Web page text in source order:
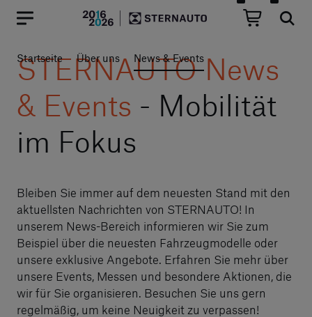
Hauptregion der Seite
Startseite Über uns News & Events
STERNAUTO News
& Events - Mobilität
im Fokus
Bleiben Sie immer auf dem neuesten Stand mit den
aktuellsten Nachrichten von STERNAUTO! In
unserem News-Bereich informieren wir Sie zum
Beispiel über die neuesten Fahrzeugmodelle oder
unsere exklusive Angebote. Erfahren Sie mehr über
unsere Events, Messen und besondere Aktionen, die
wir für Sie organisieren. Besuchen Sie uns gern
regelmäßig, um keine Neuigkeit zu verpassen!